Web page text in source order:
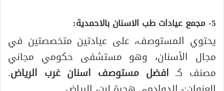
5- مجمع عيادات طب الاسنان بالاحمدية:
يحتوي المستوصف، على عيادتين متخصصتين في
مجال الأسنان، وهو مستشفى حكومي مجاني
مصنف كـ افضل مستوصف اسنان غرب الرياض.